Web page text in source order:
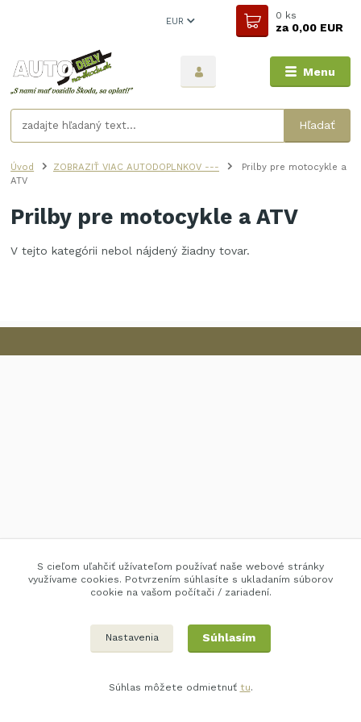
Menu
EUR
Hľadať
0 ks
za0,00 EUR
Úvod ZOBRAZIŤ VIAC AUTODOPLNKOV ---
Prilby pre motocykle a
ATV
Prilby pre motocykle a ATV
V tejto kategórii nebol nájdený žiadny tovar.
S cieľom uľahčiť užívateľom používať naše webové stránky
využívame cookies. Potvrzením súhlasíte s ukladaním súborov
cookie na vašom počítači / zariadení.
Nastavenia Súhlasím
Súhlas môžete odmietnuť tu.